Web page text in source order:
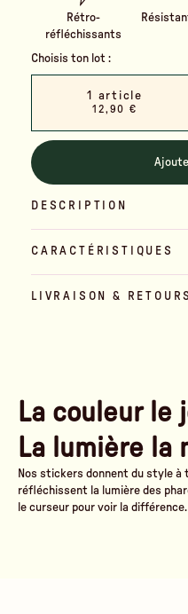
Rétro-
réfléchissants
Choisis ton lot :
1 article
12,90 €
DESCRIPTION
CARACTÉRISTIQUES
LIVRAISON & RETOURS
La couleur le
La lumière la
Nos stickers donnent du style
réfléchissent la lumière des
le curseur pour voir la différence.